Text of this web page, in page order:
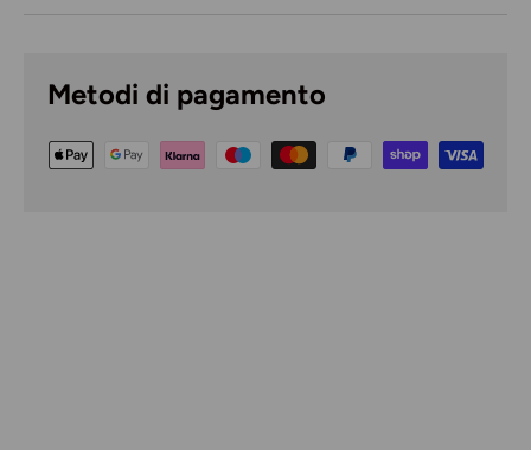
Metodi di pagamento